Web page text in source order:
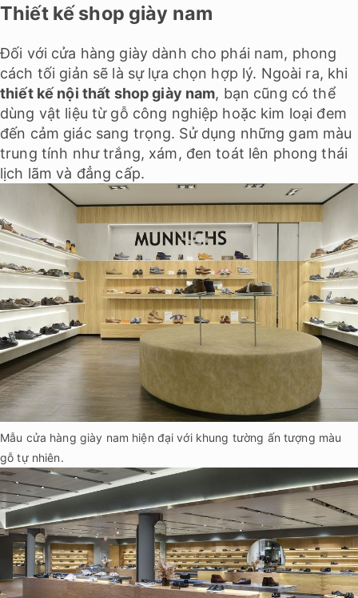
Thiết kế shop giày nam
Đối với cửa hàng giày dành cho phái nam, phong
cách tối giản sẽ là sự lựa chọn hợp lý. Ngoài ra, khi
thiết kế nội thất shop giày nam, bạn cũng có thể
dùng vật liệu từ gỗ công nghiệp hoặc kim loại đem
đến cảm giác sang trọng. Sử dụng những gam màu
trung tính như trắng, xám, đen toát lên phong thái
lịch lãm và đẳng cấp.
Mẫu cửa hàng giày nam hiện đại với khung tường ấn tượng màu
gỗ tự nhiên.